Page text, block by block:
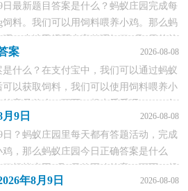
容易致癌正确答案...
日最新题目答案是什么？蚂蚁庄园完成每
饲料。我们可以用饲料喂养小鸡。那么蚂
？小编已经帮大家整理好了8月9日的答
园小课堂2026年8月9日最新题目一、8
炸锅做的食物...
案 2026-08-08
什么？在支付宝中，我们可以通过蚂蚁
以获取饲料，我们可以使用饲料喂养小
案是什么，下面一起来看看吧。2026年
汇总1、健康辟谣:空气炸锅做的食物容
案解析：网传空气炸...
9日 2026-08-08
？蚂蚁庄园里每天都有答题活动，完成
，那么蚂蚁庄园今日正确答案是什么
蚂蚁庄园8月9日的正确答案，下面一起
答案8月9日一、8月9日正确答案汇总
年8月9日 2026-08-08